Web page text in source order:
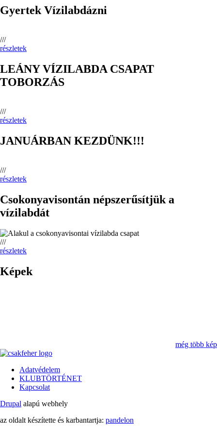
Gyertek Vízilabdázni
///
részletek
LEÁNY VÍZILABDA CSAPAT
TOBORZÁS
///
részletek
JANUÁRBAN KEZDÜNK!!!
///
részletek
Csokonyavisontán népszerűsítjük a
vízilabdát
///
részletek
Képek
még több kép
Lábléc
Adatvédelem
KLUBTÖRTÉNET
Kapcsolat
Drupal alapú webhely
az oldalt készítette és karbantartja: pandelon